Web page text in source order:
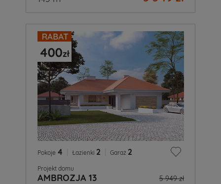
Pokoje 4 Łazienki 2 Garaż 2
Projekt domu
AMBROZJA 13 5 949 zł